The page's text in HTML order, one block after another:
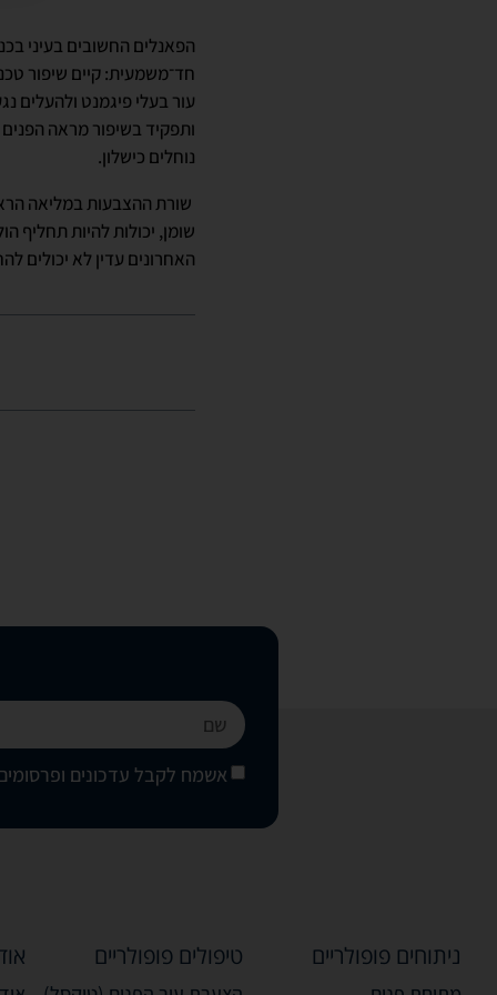
הפאנלים החשובים בעיני
חד־משמעית: קיים שיפור
עור בעלי פיגמנט ולהעלים
ותפקיד בשיפור מראה הפנים
נוחלים כישלון.
שורת ההצבעות במליאה
שומן, יכולות להיות תחליף
האחרונים עדין לא יכולים
אשמח לקבל עדכונים
ניתוחים פופולריים טיפולים פופולריים